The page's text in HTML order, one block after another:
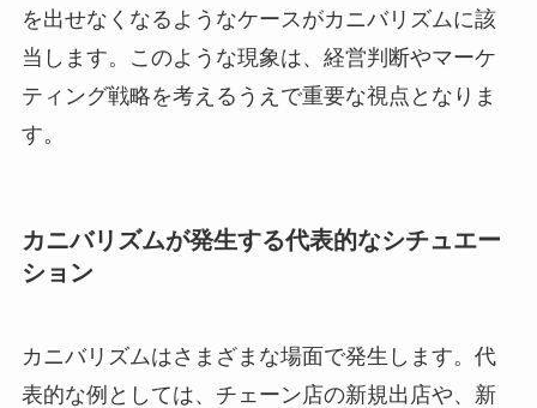
を出せなくなるようなケースがカニバリズムに該
当します。このような現象は、経営判断やマーケ
ティング戦略を考えるうえで重要な視点となりま
す。
カニバリズムが発生する代表的なシチュエー
ション
カニバリズムはさまざまな場面で発生します。代
表的な例としては、チェーン店の新規出店や、新